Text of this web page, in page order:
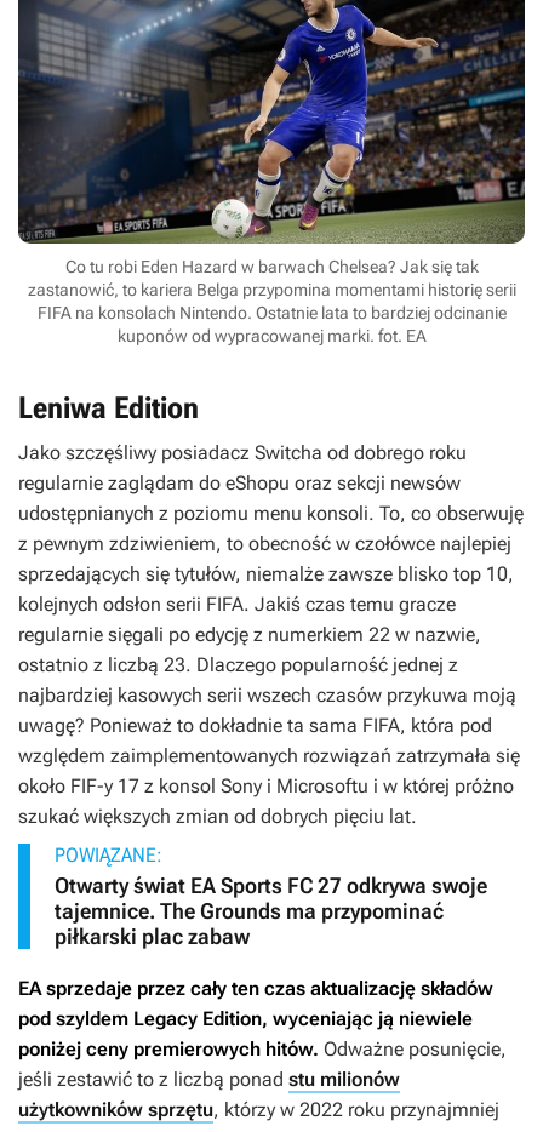
Co tu robi Eden Hazard w barwach Chelsea? Jak się tak
zastanowić, to kariera Belga przypomina momentami historię serii
FIFA na konsolach Nintendo. Ostatnie lata to bardziej odcinanie
kuponów od wypracowanej marki. fot. EA
Leniwa Edition
Jako szczęśliwy posiadacz Switcha od dobrego roku
regularnie zaglądam do eShopu oraz sekcji newsów
udostępnianych z poziomu menu konsoli. To, co obserwuję
z pewnym zdziwieniem, to obecność w czołówce najlepiej
sprzedających się tytułów, niemalże zawsze blisko top 10,
kolejnych odsłon serii FIFA. Jakiś czas temu gracze
regularnie sięgali po edycję z numerkiem 22 w nazwie,
ostatnio z liczbą 23. Dlaczego popularność jednej z
najbardziej kasowych serii wszech czasów przykuwa moją
uwagę? Ponieważ to dokładnie ta sama FIFA, która pod
względem zaimplementowanych rozwiązań zatrzymała się
około FIF-y 17 z konsol Sony i Microsoftu i w której próżno
szukać większych zmian od dobrych pięciu lat.
POWIĄZANE:
Otwarty świat EA Sports FC 27 odkrywa swoje
tajemnice. The Grounds ma przypominać
piłkarski plac zabaw
EA sprzedaje przez cały ten czas aktualizację składów
pod szyldem Legacy Edition, wyceniając ją niewiele
poniżej ceny premierowych hitów. Odważne posunięcie,
jeśli zestawić to z liczbą ponad stu milionów
użytkowników sprzętu, którzy w 2022 roku przynajmniej